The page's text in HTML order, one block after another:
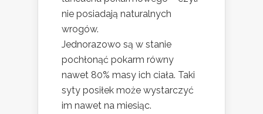
nie posiadają naturalnych
wrogów.
Jednorazowo są w stanie
pochłonąć pokarm równy
nawet 80% masy ich ciała. Taki
syty posiłek może wystarczyć
im nawet na miesiąc.